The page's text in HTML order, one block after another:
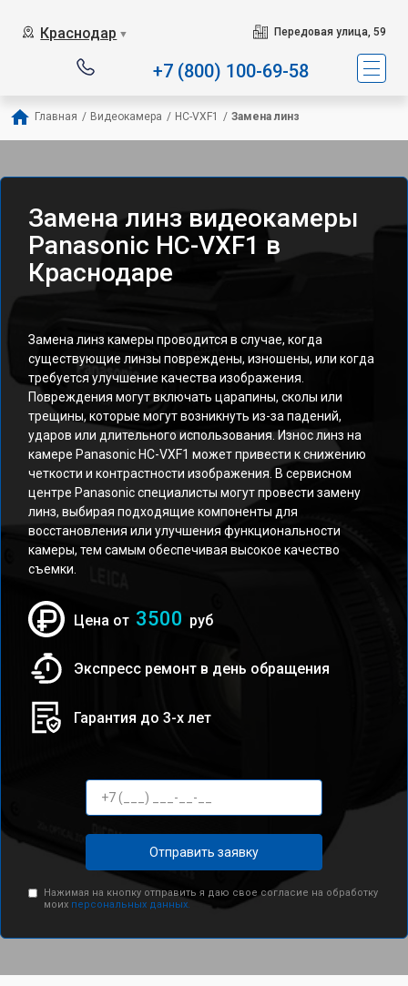
Краснодар ▼ Передовая улица, 59
+7 (800) 100-69-58
Главная / Видеокамера / HC-VXF1 / Замена линз
Замена линз видеокамеры
Panasonic HC-VXF1 в
Краснодаре
Замена линз камеры проводится в случае, когда
существующие линзы повреждены, изношены, или когда
требуется улучшение качества изображения.
Повреждения могут включать царапины, сколы или
трещины, которые могут возникнуть из-за падений,
ударов или длительного использования. Износ линз на
камере Panasonic HC-VXF1 может привести к снижению
четкости и контрастности изображения. В сервисном
центре Panasonic специалисты могут провести замену
линз, выбирая подходящие компоненты для
восстановления или улучшения функциональности
камеры, тем самым обеспечивая высокое качество
съемки.
Цена от 3500 руб
Экспресс ремонт в день обращения
Гарантия до 3-х лет
Отправить заявку
Нажимая на кнопку отправить я даю свое согласие на обработку
моих персональных данных.